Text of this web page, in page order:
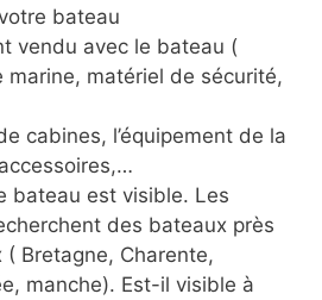
bateau
vendu avec le bateau (
marine, matériel de sécurité,
cabines, l’équipement de la
bateau est visible. Les
des bateaux près
( Bretagne, Charente,
manche). Est-il visible à